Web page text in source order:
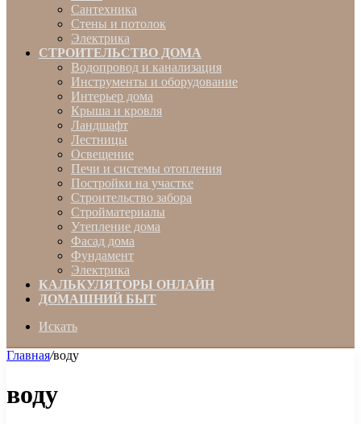
Сантехника
Стены и потолок
Электрика
СТРОИТЕЛЬСТВО ДОМА
Водопровод и канализация
Инструменты и оборудование
Интерьер дома
Крыша и кровля
Ландшафт
Лестницы
Освещение
Печи и системы отопления
Постройки на участке
Строительство забора
Стройматериалы
Утепление дома
Фасад дома
Фундамент
Электрика
КАЛЬКУЛЯТОРЫ ОНЛАЙН
ДОМАШНИЙ БЫТ
Искать
Главная/воду
воду